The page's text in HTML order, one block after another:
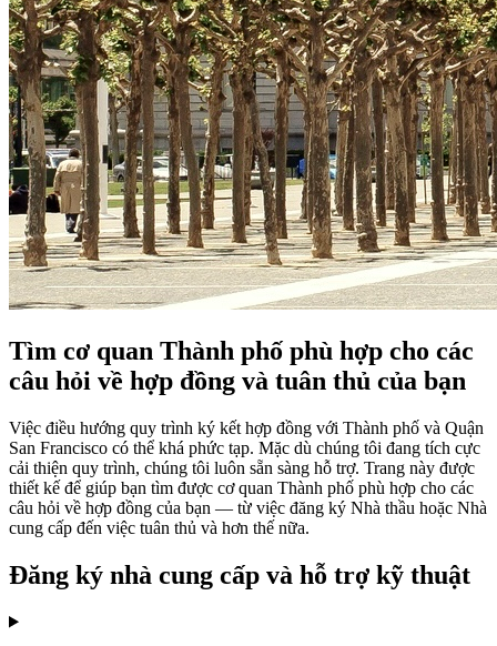
Tìm cơ quan Thành phố phù hợp cho các
câu hỏi về hợp đồng và tuân thủ của bạn
Việc điều hướng quy trình ký kết hợp đồng với Thành phố và Quận
San Francisco có thể khá phức tạp. Mặc dù chúng tôi đang tích cực
cải thiện quy trình, chúng tôi luôn sẵn sàng hỗ trợ. Trang này được
thiết kế để giúp bạn tìm được cơ quan Thành phố phù hợp cho các
câu hỏi về hợp đồng của bạn — từ việc đăng ký Nhà thầu hoặc Nhà
cung cấp đến việc tuân thủ và hơn thế nữa.
Đăng ký nhà cung cấp và hỗ trợ kỹ thuật